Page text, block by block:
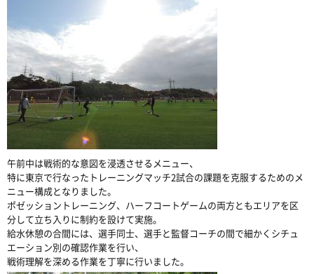
午前中は戦術的な意図を浸透させるメニュー、
特に東京で行なったトレーニングマッチ2試合の課題を克服するためのメ
ニュー構成となりました。
ポゼッショントレーニング、ハーフコートゲームの両方ともエリアを区
分して立ち入りに制約を設けて実施。
給水休憩の合間には、選手同士、選手と監督コーチの間で細かくシチュ
エーション別の確認作業を行い、
戦術理解を深める作業を丁寧に行いました。